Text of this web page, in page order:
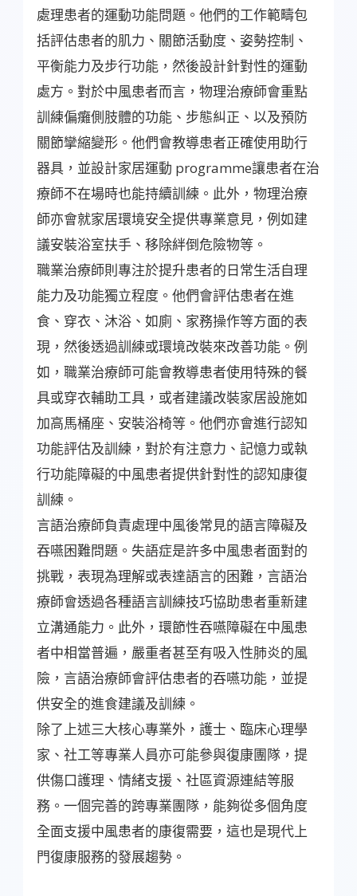
處理患者的運動功能問題。他們的工作範疇包
括評估患者的肌力、關節活動度、姿勢控制、
平衡能力及步行功能，然後設計針對性的運動
處方。對於中風患者而言，物理治療師會重點
訓練偏癱側肢體的功能、步態糾正、以及預防
關節攣縮變形。他們會教導患者正確使用助行
器具，並設計家居運動 programme讓患者在治
療師不在場時也能持續訓練。此外，物理治療
師亦會就家居環境安全提供專業意見，例如建
議安裝浴室扶手、移除絆倒危險物等。
職業治療師則專注於提升患者的日常生活自理
能力及功能獨立程度。他們會評估患者在進
食、穿衣、沐浴、如廁、家務操作等方面的表
現，然後透過訓練或環境改裝來改善功能。例
如，職業治療師可能會教導患者使用特殊的餐
具或穿衣輔助工具，或者建議改裝家居設施如
加高馬桶座、安裝浴椅等。他們亦會進行認知
功能評估及訓練，對於有注意力、記憶力或執
行功能障礙的中風患者提供針對性的認知康復
訓練。
言語治療師負責處理中風後常見的語言障礙及
吞嚥困難問題。失語症是許多中風患者面對的
挑戰，表現為理解或表達語言的困難，言語治
療師會透過各種語言訓練技巧協助患者重新建
立溝通能力。此外，環節性吞嚥障礙在中風患
者中相當普遍，嚴重者甚至有吸入性肺炎的風
險，言語治療師會評估患者的吞嚥功能，並提
供安全的進食建議及訓練。
除了上述三大核心專業外，護士、臨床心理學
家、社工等專業人員亦可能參與復康團隊，提
供傷口護理、情緒支援、社區資源連結等服
務。一個完善的跨專業團隊，能夠從多個角度
全面支援中風患者的康復需要，這也是現代上
門復康服務的發展趨勢。